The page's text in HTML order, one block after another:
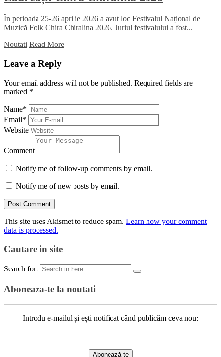
În perioada 25-26 aprilie 2026 a avut loc Festivalul Național de
Muzică Folk Chira Chiralina 2026. Juriul festivalului a fost...
Noutati Read More
Leave a Reply
Your email address will not be published. Required fields are
marked *
Name*
Email*
Website
Comment
Notify me of follow-up comments by email.
Notify me of new posts by email.
This site uses Akismet to reduce spam. Learn how your comment
data is processed.
Cautare in site
Search for:
Aboneaza-te la noutati
Introdu e-mailul și ești notificat când publicăm ceva nou: